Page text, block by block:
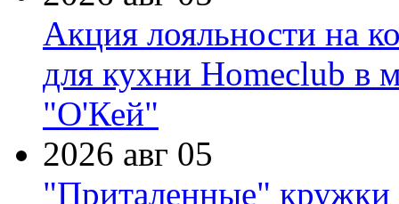
Акция лояльности на
для кухни Homeclub в
"О'Кей"
2026 авг 05
"Приталенные" кружки